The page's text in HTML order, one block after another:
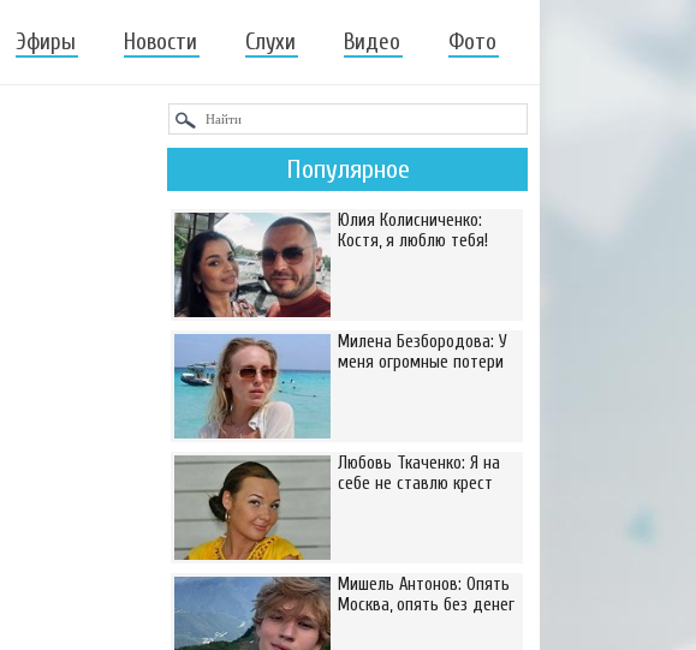
Эфиры Новости Слухи Видео Фото
Популярное
Юлия Колисниченко:
Костя, я люблю тебя!
Милена Безбородова: У
меня огромные потери
Любовь Ткаченко: Я на
себе не ставлю крест
Мишель Антонов: Опять
Москва, опять без денег